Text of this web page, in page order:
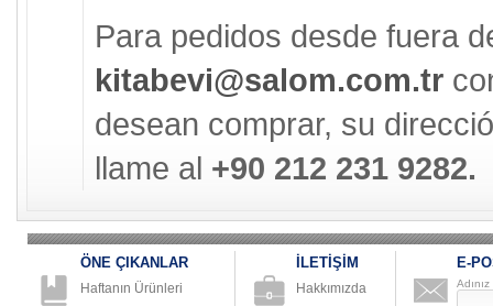
Para pedidos desde fuera
kitabevi@salom.com.tr
desean comprar, su
llame al +90 212 231 9282.
ÖNE ÇIKANLAR
Haftanın Ürünleri
İLETİŞİM
Hakkımızda
E-